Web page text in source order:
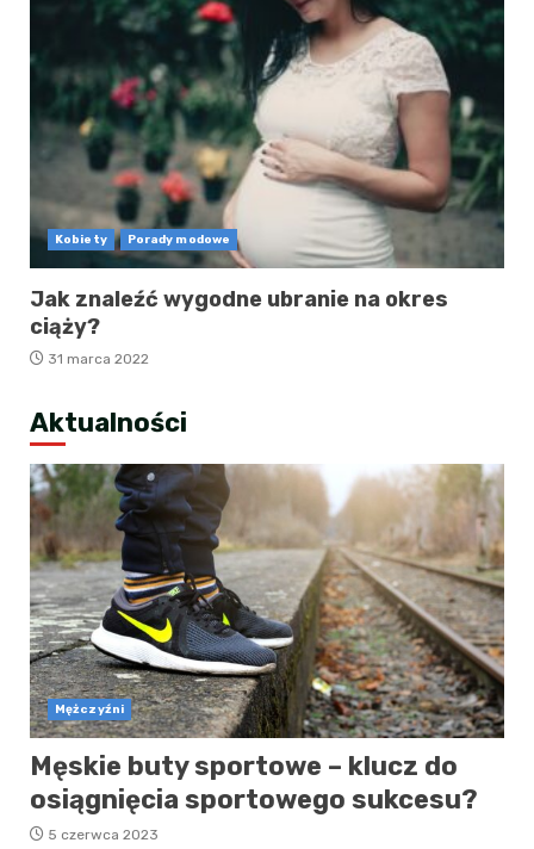
Kobiety Porady modowe
Jak znaleźć wygodne ubranie na okres
ciąży?
31 marca 2022
Aktualności
Mężczyźni
Męskie buty sportowe – klucz do
osiągnięcia sportowego sukcesu?
5 czerwca 2023